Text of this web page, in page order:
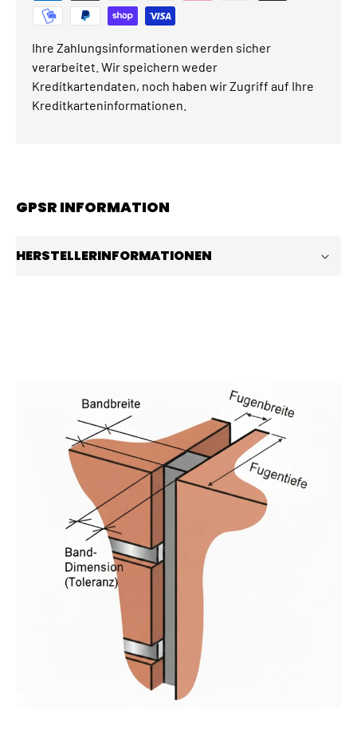
Ihre Zahlungsinformationen werden sicher
verarbeitet. Wir speichern weder
Kreditkartendaten, noch haben wir Zugriff auf Ihre
Kreditkarteninformationen.
GPSR INFORMATION
HERSTELLERINFORMATIONEN